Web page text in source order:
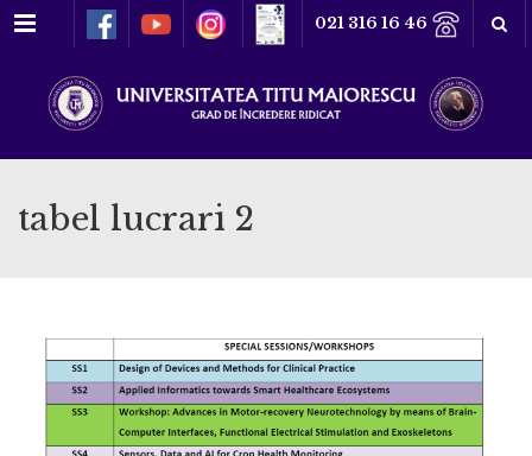
Meniu 021 316 16 46
tabel lucrari 2